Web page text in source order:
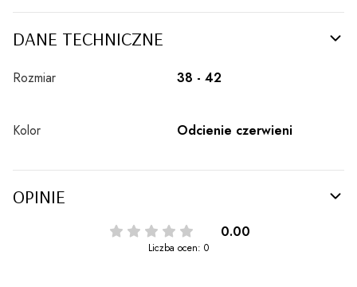
DANE TECHNICZNE
Rozmiar 38 - 42
Kolor Odcienie czerwieni
OPINIE
0.00
Liczba ocen: 0